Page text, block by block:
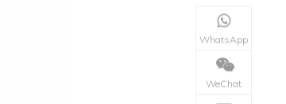
WhatsApp
WeChat